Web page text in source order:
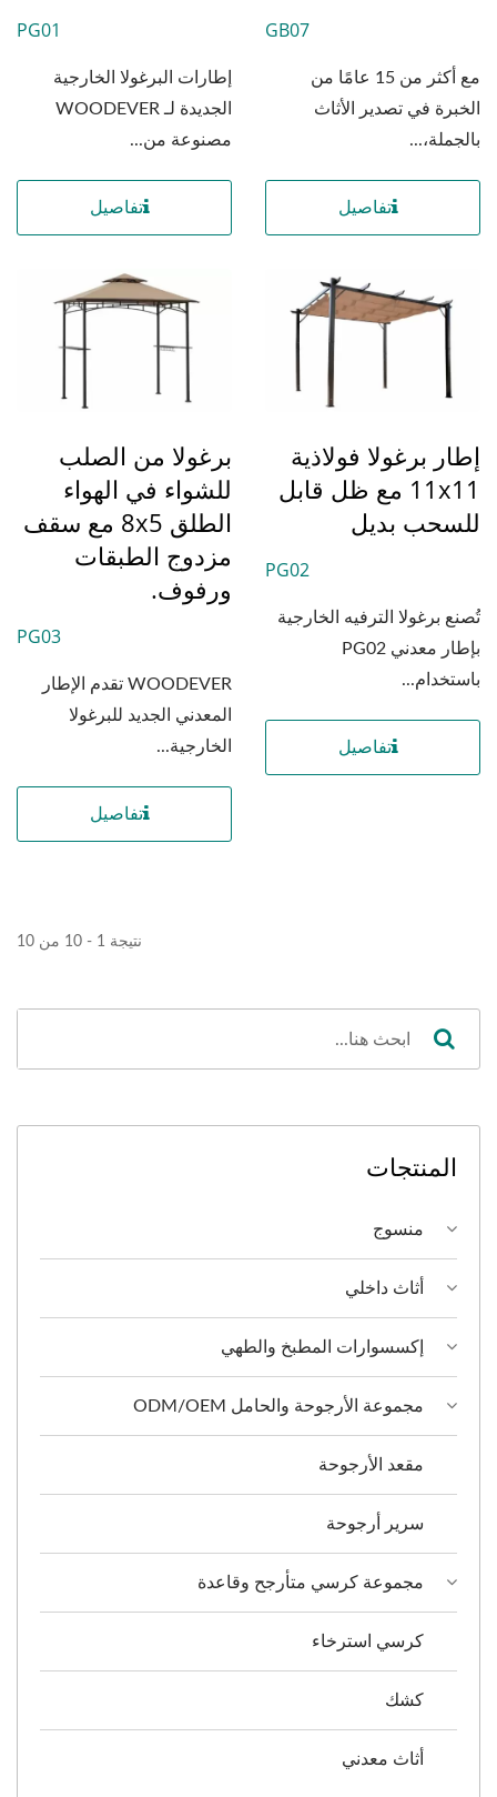
GB07
مع أكثر من 15 عامًا من
الخبرة في تصدير الأثاث
بالجملة،...
تفاصيل
PG01
إطارات البرغولا الخارجية
الجديدة لـ WOODEVER
مصنوعة من...
تفاصيل
إطار برغولا فولاذية
11x11 مع ظل قابل
للسحب بديل
PG02
تُصنع برغولا الترفيه الخارجية
بإطار معدني PG02
باستخدام...
تفاصيل
برغولا من الصلب
للشواء في الهواء
الطلق 8x5 مع سقف
مزدوج الطبقات
ورفوف.
PG03
WOODEVER تقدم الإطار
المعدني الجديد للبرغولا
الخارجية...
تفاصيل
نتيجة 1 - 10 من 10
المنتجات
منسوج
أثاث داخلي
إكسسوارات المطبخ والطهي
مجموعة الأرجوحة والحامل ODM/OEM
مقعد الأرجوحة
سرير أرجوحة
مجموعة كرسي متأرجح وقاعدة
كرسي استرخاء
كشك
أثاث معدني